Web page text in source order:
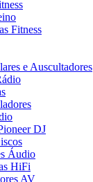
Fitness
e Auscultadores
DJ
Áudio
HiFi
AV